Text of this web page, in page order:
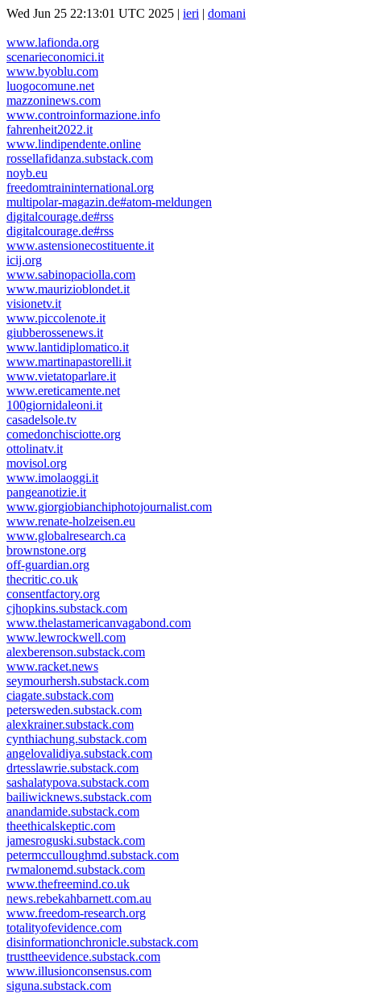
Wed Jun 25 22:13:01 UTC 2025 | ieri | domani
www.lafionda.org
scenarieconomici.it
www.byoblu.com
luogocomune.net
mazzoninews.com
www.controinformazione.info
fahrenheit2022.it
www.lindipendente.online
rossellafidanza.substack.com
noyb.eu
freedomtraininternational.org
multipolar-magazin.de#atom-meldungen
digitalcourage.de#rss
digitalcourage.de#rss
www.astensionecostituente.it
icij.org
www.sabinopaciolla.com
www.maurizioblondet.it
visionetv.it
www.piccolenote.it
giubberossenews.it
www.lantidiplomatico.it
www.martinapastorelli.it
www.vietatoparlare.it
www.ereticamente.net
100giornidaleoni.it
casadelsole.tv
comedonchisciotte.org
ottolinatv.it
movisol.org
www.imolaoggi.it
pangeanotizie.it
www.giorgiobianchiphotojournalist.com
www.renate-holzeisen.eu
www.globalresearch.ca
brownstone.org
off-guardian.org
thecritic.co.uk
consentfactory.org
cjhopkins.substack.com
www.thelastamericanvagabond.com
www.lewrockwell.com
alexberenson.substack.com
www.racket.news
seymourhersh.substack.com
ciagate.substack.com
petersweden.substack.com
alexkrainer.substack.com
cynthiachung.substack.com
angelovalidiya.substack.com
drtesslawrie.substack.com
sashalatypova.substack.com
bailiwicknews.substack.com
anandamide.substack.com
theethicalskeptic.com
jamesroguski.substack.com
petermcculloughmd.substack.com
rwmalonemd.substack.com
www.thefreemind.co.uk
news.rebekahbarnett.com.au
www.freedom-research.org
totalityofevidence.com
disinformationchronicle.substack.com
trusttheevidence.substack.com
www.illusionconsensus.com
siguna.substack.com